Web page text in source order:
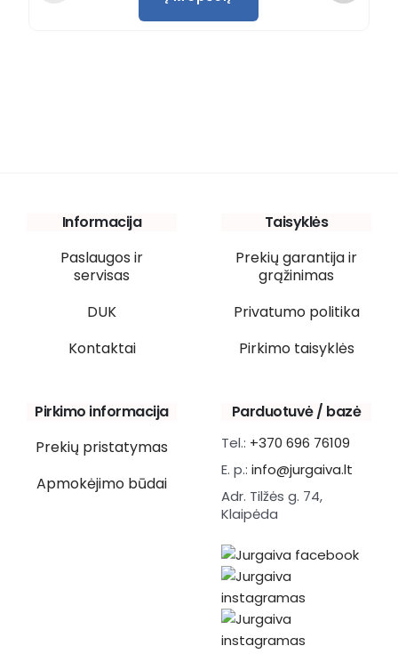
Informacija
Paslaugos ir
servisas
DUK
Kontaktai
Taisyklės
Prekių garantija ir
grąžinimas
Privatumo politika
Pirkimo taisyklės
Pirkimo informacija
Prekių pristatymas
Apmokėjimo būdai
Parduotuvė / bazė
Tel.: +370 696 76109
E. p.: info@jurgaiva.lt
Adr. Tilžės g. 74,
Klaipėda